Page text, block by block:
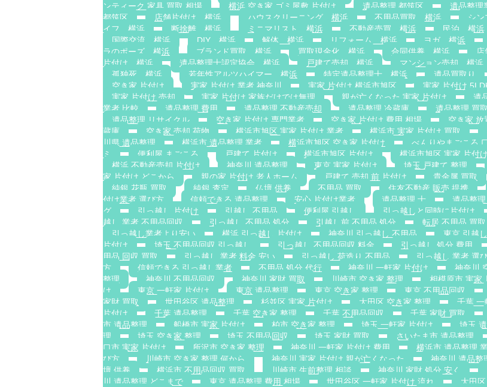
ンティーク 家具 買取 相場
横浜 空き家 ゴミ屋敷 片付け 遺品整理 都筑区
遺品整理
都筑区
店舗片付け 横浜 ハウスクリーニング 横浜 不用品買取 横浜
シン
イフ 横浜
断捨離 横浜 ミニマリスト 横浜 不動産売買 横浜
民泊 横浜
国際交流 横浜
DIY 横浜 解体 横浜 リフォーム 横浜 ヨガ 横浜
ラのポーズ 横浜
ブランド買取 横浜 買取現金化 横浜 合同供養 横浜
片付け 横浜
遺品整理士認定協会 横浜 戸建て売却 横浜
マンション売却 横浜
孤独死 横浜
若年性アルツハイマー 横浜 特定遺品整理士 横浜
遺品買取り
空き家 片付け
実家 片付け 業者 神奈川 実家 片付け 横浜市旭区
実家 片付け
実家 片付け 売却
実家 片付け 家族だけでは無理 親が亡くなった 実家 片付け
遺
業者 比較
遺品整理 費用 遺品整理 不動産売却 遺品整理 冷蔵庫
遺品整理 買取
遺品整理 リサイクル
空き家 片付け 専門業者 空き家 片付け 費用 相場
空き家 放
蔵庫
空き家 売却 荷物 横浜市旭区 実家 片付け 業者 横浜市 実家 片付け 買取
川県 遺品整理
横浜市 遺品整理 業者 横浜市旭区 空き家 片付け
べんりやまごころ
ミ
便利屋 まごころ 戸建て 片付け 横浜市旭区 片付け
横浜市旭区 実家 片付け
横浜 不動産売却 片付け
神奈川 遺品整理 東京 実家 片付け 埼玉 戸建て 整理
家 片付け どこから
親の家 片付け 老人ホーム 戸建て 売却 前 片付け
貴金属 買取
純銀 花瓶 買取
純銀 査定 仏壇 供養 不用品 買取 住友不動産 販売 提携
付け業者 選び方
信頼できる 遺品整理 安心 片付け業者 遺品整理 士
遺品整理
グ
引っ越し 片付け 引越し 不用品 便利屋 引越し 引っ越しと同時に片付け
越し 業者 不用品回収
引っ越し 不用品 処分 引越し前 不用品 処分
転居 不用品 買取
引っ越し業者より安い
横浜 引っ越し 片付け 神奈川 引っ越し 不用品
東京 引越
片付け
埼玉 不用品回収 引っ越し 引っ越し 不用品回収 料金 引っ越し 処分 費用
用品 回収 買取
引っ越し 業者 料金 安い 引っ越し 荷造り 不用品
引っ越し 業者 選
方
信頼できる 引っ越し業者 不用品 処分 代行 神奈川 一軒家 片付け
神奈川
整理
神奈川 不用品回収 神奈川 家財 買取 川崎市 空き家 整理
相模原市 実家
け
東京 一軒家 片付け 東京 遺品整理 東京 空き家 整理 東京 不用品回収
家財 買取
世田谷区 遺品整理 杉並区 実家 片付け 大田区 空き家 整理
千葉 一
片付け
千葉 遺品整理 千葉 空き家 整理 千葉 不用品回収 千葉 家財 買取
市 遺品整理
船橋市 実家 片付け 柏市 空き家 整理 埼玉 一軒家 片付け
埼玉
理
埼玉 空き家 整理 埼玉 不用品回収 埼玉 家財 買取 さいたま市 遺品整理
口市 実家 片付け
所沢市 空き家 整理 神奈川 一軒家 片付け 費用
横浜市 遺品整理
び方
川崎市 空き家 整理 何から 神奈川 実家 片付け 親が亡くなった
神奈川 遺品整
壇 供養
横浜市 不用品回収 買取 川崎市 生前整理 相談 神奈川 家財 処分 安く
川 遺品整理 どこまで
東京 遺品整理 費用 相場 世田谷区 一軒家 片付け 流れ
大田